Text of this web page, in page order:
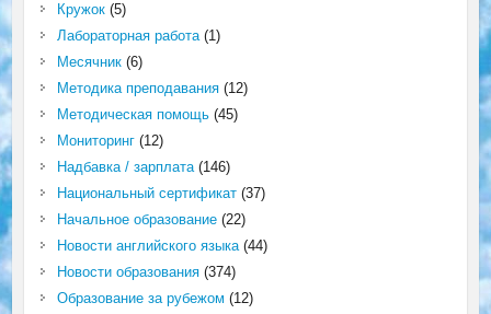
Кружок(5)
Лабораторная работа(1)
Месячник(6)
Методика преподавания(12)
Методическая помощь(45)
Мониторинг(12)
Надбавка / зарплата(146)
Национальный сертификат(37)
Начальное образование(22)
Новости английского языка(44)
Новости образования(374)
Образование за рубежом (12)